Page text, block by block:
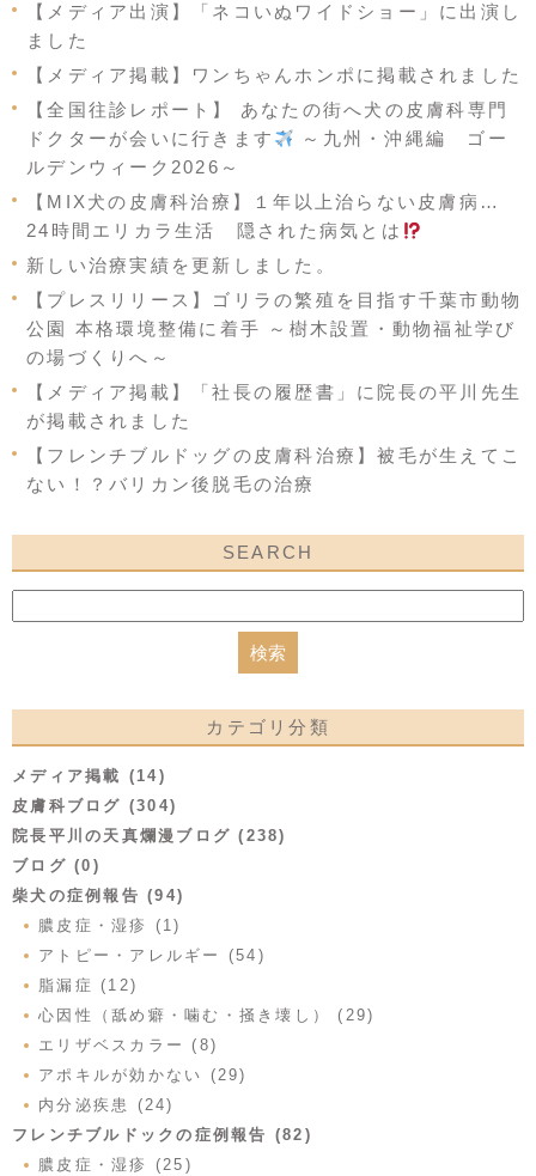
【メディア出演】「ネコいぬワイドショー」に出演し
ました
【メディア掲載】ワンちゃんホンポに掲載されました
【全国往診レポート】 あなたの街へ犬の皮膚科専門
ドクターが会いに行きます
～九州・沖縄編 ゴー
ルデンウィーク2026～
【MIX犬の皮膚科治療】１年以上治らない皮膚病…
24時間エリカラ生活 隠された病気とは
新しい治療実績を更新しました。
【プレスリリース】ゴリラの繁殖を目指す千葉市動物
公園 本格環境整備に着手 ～樹木設置・動物福祉学び
の場づくりへ～
【メディア掲載】「社長の履歴書」に院長の平川先生
が掲載されました
【フレンチブルドッグの皮膚科治療】被毛が生えてこ
ない！？バリカン後脱毛の治療
SEARCH
カテゴリ分類
メディア掲載 (14)
皮膚科ブログ (304)
院長平川の天真爛漫ブログ (238)
ブログ (0)
柴犬の症例報告 (94)
膿皮症・湿疹 (1)
アトピー・アレルギー (54)
脂漏症 (12)
心因性（舐め癖・噛む・掻き壊し） (29)
エリザベスカラー (8)
アポキルが効かない (29)
内分泌疾患 (24)
フレンチブルドックの症例報告 (82)
膿皮症・湿疹 (25)